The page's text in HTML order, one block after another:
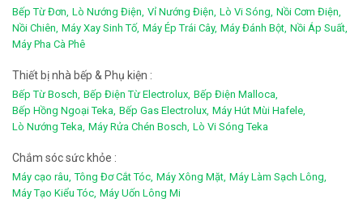
Bếp Từ Đơn, Lò Nướng Điện, Vỉ Nướng Điện, Lò Vi Sóng, Nồi Cơm Điện,
Nồi Chiên, Máy Xay Sinh Tố, Máy Ép Trái Cây, Máy Đánh Bột, Nồi Áp Suất,
Máy Pha Cà Phê
Thiết bị nhà bếp & Phụ kiện :
Bếp Từ Bosch, Bếp Điện Từ Electrolux, Bếp Điện Malloca,
Bếp Hồng Ngoại Teka, Bếp Gas Electrolux, Máy Hút Mùi Hafele,
Lò Nướng Teka, Máy Rửa Chén Bosch, Lò Vi Sóng Teka
Chắm sóc sức khỏe :
Máy cạo râu, Tông Đơ Cắt Tóc, Máy Xông Mặt, Máy Làm Sạch Lông,
Máy Tạo Kiểu Tóc, Máy Uốn Lông Mi